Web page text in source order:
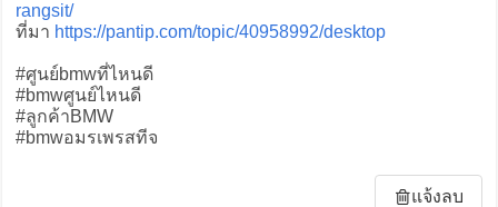
rangsit/
ที่มา https://pantip.com/topic/40958992/desktop
#ศูนย์bmwที่ไหนดี
#bmwศูนย์ไหนดี
#ลูกค้าBMW
#bmwอมรเพรสทีจ
แจ้งลบ